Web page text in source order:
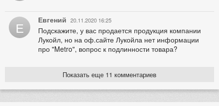
Е Евгений 20.11.2020 16:25
Подскажите, у вас продается продукция компании
Лукойл, но на оф.сайте Лукойла нет информации
про "Metro", вопрос к подлинности товара?
Показать еще 11 комментариев